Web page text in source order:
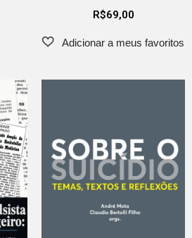
R$69,00